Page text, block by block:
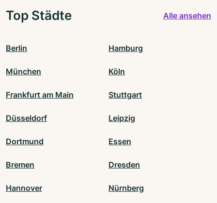
Top Städte Alle ansehen
Berlin Hamburg
München Köln
Frankfurt am Main Stuttgart
Düsseldorf Leipzig
Dortmund Essen
Bremen Dresden
Hannover Nürnberg